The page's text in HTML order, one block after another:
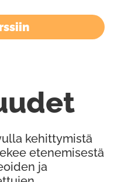
kehittymistä
etenemisestä
ja